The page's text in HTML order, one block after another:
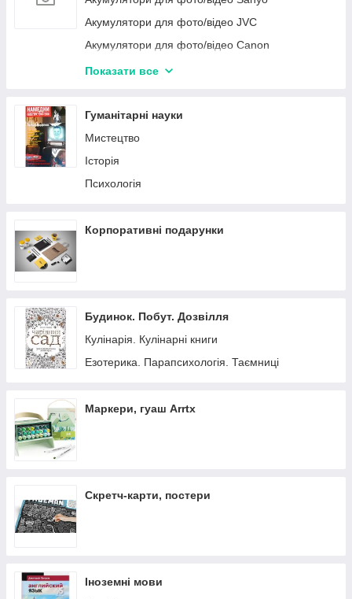
Акумулятори для фото/відео JVC
Акумулятори для фото/відео Canon
Акумулятори для фото/відео техніки Sony
Акумулятори для фото/відео техніки Samsung
Акумулятори для фото/відео техніки Panasonic
Показати все
Гуманітарні науки
Мистецтво
Історія
Психологія
Корпоративні подарунки
Будинок. Побут. Дозвілля
Кулінарія. Кулінарні книги
Езотерика. Парапсихологія. Таємниці
Маркери, гуаш Arrtx
Скретч-карти, постери
Іноземні мови